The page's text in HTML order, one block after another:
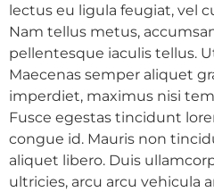
lectus eu ligula feugiat, vel
Nam tellus metus,
pellentesque iaculis tellus.
Maecenas semper aliquet
imperdiet, maximus nisi
Fusce egestas tincidunt
congue id. Mauris non
aliquet libero. Duis
ultricies, arcu arcu vehicula